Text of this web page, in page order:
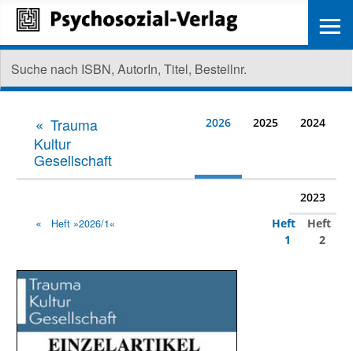
Trauma
Kultur
Gesellschaft
2026 2025 2024
2023
Heft »2026/1«
Heft
1
Heft
2
≡